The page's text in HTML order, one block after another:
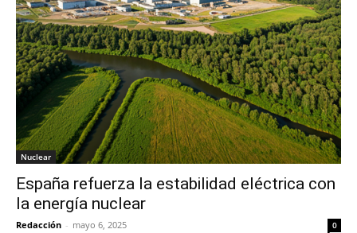
Nuclear
España refuerza la estabilidad eléctrica con
la energía nuclear
Redacción - mayo 6, 2025 0